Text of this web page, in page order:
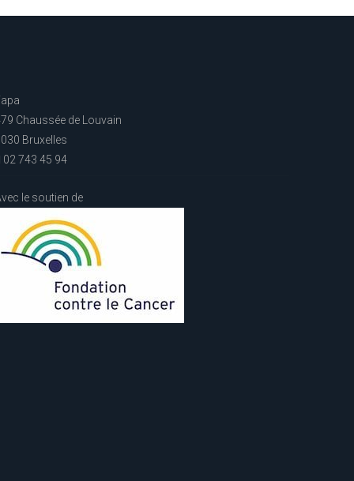
Chaussée de Louvain
Bruxelles
02 743 45 94
le soutien de